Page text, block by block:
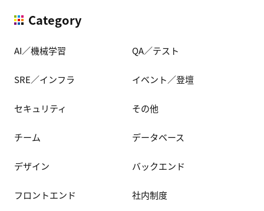
Category
AI／機械学習 QA／テスト
SRE／インフラ イベント／登壇
セキュリティ その他
チーム データベース
デザイン バックエンド
フロントエンド 社内制度